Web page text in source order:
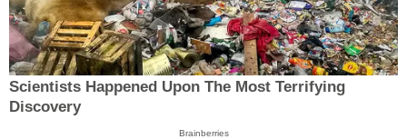
Scientists Happened Upon The Most Terrifying
Discovery
Brainberries